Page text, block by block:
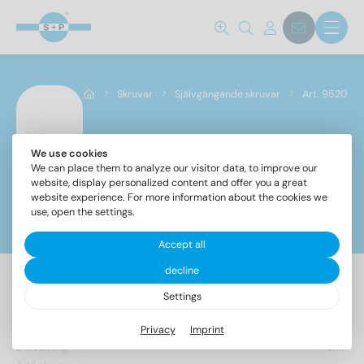
Skruvar Självgängande skruvar Art. 9520
Art. 9520
Filter
Standard nr.
Stålkvalitet
A2 (1)
Diameter
Total längd
Beteckning
Unit
We use cookies
We can place them to analyze our visitor data, to improve our
website, display personalized content and offer you a great
website experience. For more information about the cookies we
use, open the settings.
Accept all
decline
Settings
Privacy Imprint